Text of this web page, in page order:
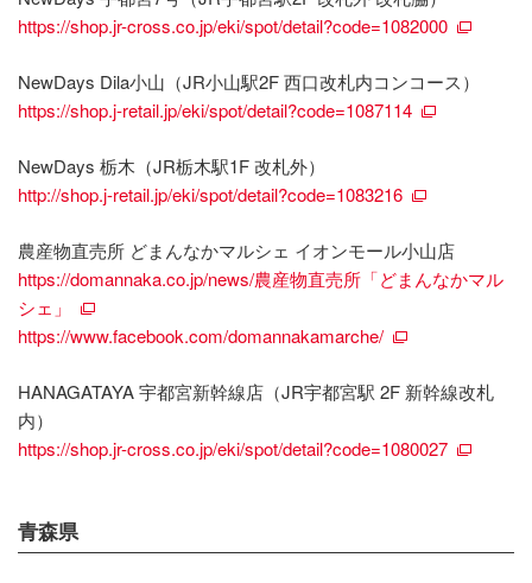
https://shop.jr-cross.co.jp/eki/spot/detail?code=1082000
NewDays Dila小山（JR小山駅2F 西口改札内コンコース）
https://shop.j-retail.jp/eki/spot/detail?code=1087114
NewDays 栃木（JR栃木駅1F 改札外）
http://shop.j-retail.jp/eki/spot/detail?code=1083216
農産物直売所 どまんなかマルシェ イオンモール小山店
https://domannaka.co.jp/news/農産物直売所「どまんなかマル
シェ」
https://www.facebook.com/domannakamarche/
HANAGATAYA 宇都宮新幹線店（JR宇都宮駅 2F 新幹線改札
内）
https://shop.jr-cross.co.jp/eki/spot/detail?code=1080027
青森県